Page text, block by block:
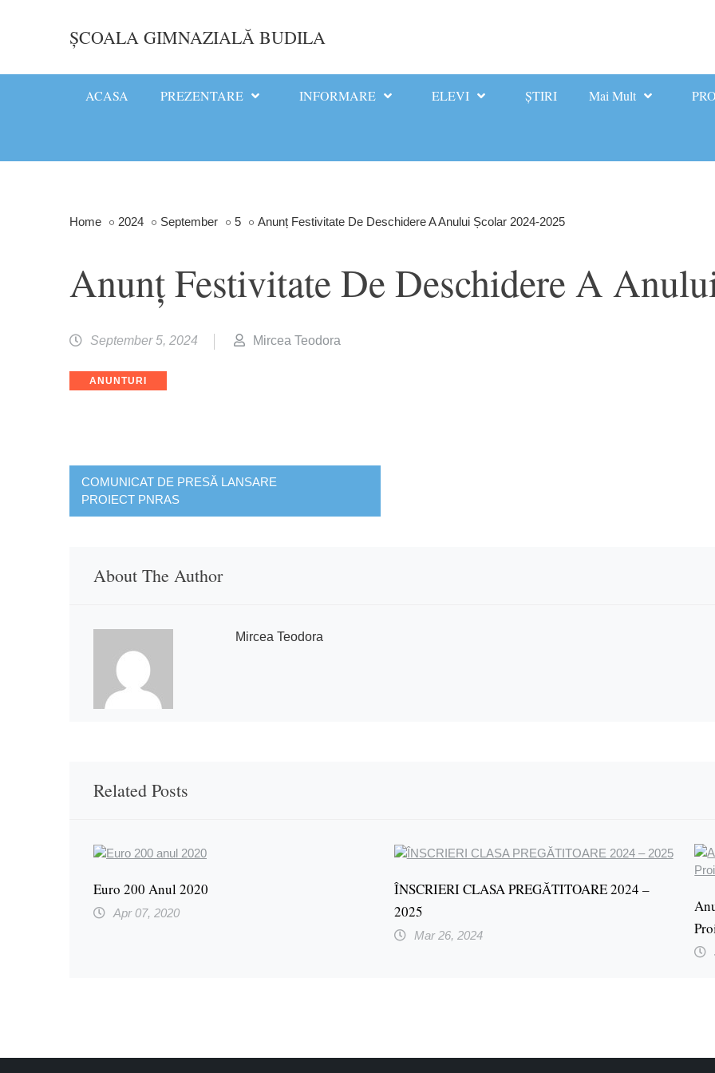
ȘCOALA GIMNAZIALĂ BUDILA
ACASA PREZENTARE INFORMARE ELEVI ȘTIRI Mai Mult
Home 2024 September 5 Anunț Festivitate De Deschidere A Anului Școlar 2024-2025
Anunț Festivitate De Deschidere A
September 5, 2024 Mircea Teodora
Categories
ANUNTURI
Post
navigation
COMUNICAT DE PRESĂ LANSARE
PROIECT PNRAS
About The Author
Mircea Teodora
Related Posts
Euro 200 Anul 2020
Apr 07, 2020
ÎNSCRIERI CLASA PREGĂTITOARE 2024 –
2025
Mar 26, 2024